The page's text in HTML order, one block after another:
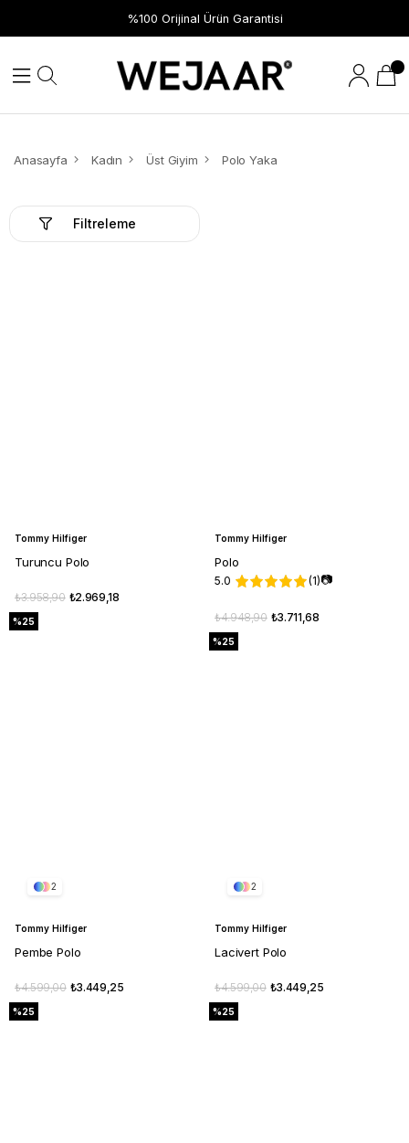
%100 Orijinal Ürün Garantisi
Anasayfa Kadın Üst Giyim Polo Yaka
Filtreleme
Tommy Hilfiger
Turuncu Polo
₺2.969,18
₺3.958,90
%25
Tommy Hilfiger
Polo
5.0 (1)📷
₺3.711,68
₺4.948,90
%25
2
Tommy Hilfiger
Pembe Polo
₺3.449,25
₺4.599,00
%25
2
Tommy Hilfiger
Lacivert Polo
₺3.449,25
₺4.599,00
%25